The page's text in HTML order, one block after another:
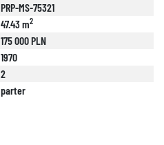
PRP-MS-75321
47.43 m2
175 000 PLN
1970
2
parter